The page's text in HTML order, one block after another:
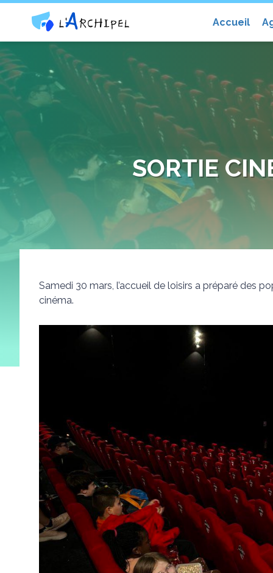
Accueil
Centre social et culturel l'Archipel
SORTIE
Samedi 30 mars, l’accueil de loisirs a préparé des
cinéma.